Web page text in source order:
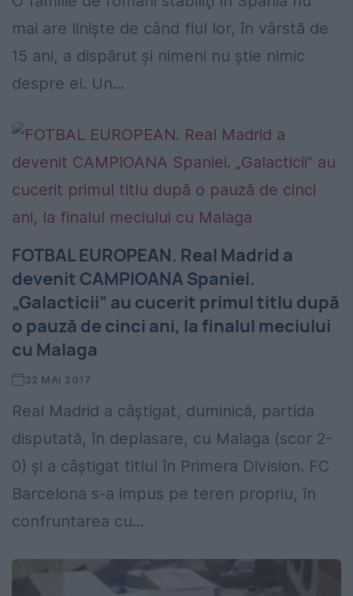
mai are linişte de când fiul lor, în vârstă de
15 ani, a dispărut şi nimeni nu ştie nimic
despre el. Un...
FOTBAL EUROPEAN. Real Madrid a
devenit CAMPIOANA Spaniei.
„Galacticii” au cucerit primul titlu după
o pauză de cinci ani, la finalul meciului
cu Malaga
22 MAI 2017
Real Madrid a câștigat, duminică, partida
disputată, în deplasare, cu Malaga (scor 2-
0) și a câștigat titlul în Primera Division. FC
Barcelona s-a impus pe teren propriu, în
confruntarea cu...